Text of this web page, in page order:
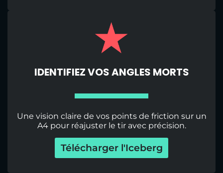
IDENTIFIEZ VOS ANGLES MORTS
Une vision claire de vos points de friction sur un
A4 pour réajuster le tir avec précision.
Télécharger l'Iceberg